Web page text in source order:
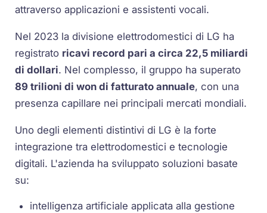
attraverso applicazioni e assistenti vocali.
Nel 2023 la divisione elettrodomestici di LG ha
registrato ricavi record pari a circa 22,5 miliardi
di dollari. Nel complesso, il gruppo ha superato
89 trilioni di won di fatturato annuale, con una
presenza capillare nei principali mercati mondiali.
Uno degli elementi distintivi di LG è la forte
integrazione tra elettrodomestici e tecnologie
digitali. L'azienda ha sviluppato soluzioni basate
su:
intelligenza artificiale applicata alla gestione